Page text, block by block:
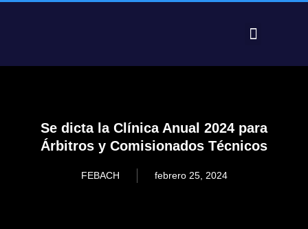
Se dicta la Clínica Anual 2024 para
Árbitros y Comisionados Técnicos
FEBACH febrero 25, 2024